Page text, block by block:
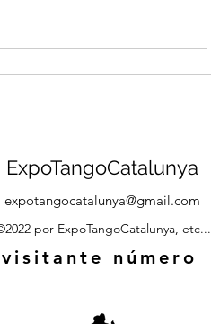
ExpoTangoCatalunya
expotangocatalunya@gmail.com
por ExpoTangoCatalunya, etc...
visitante número